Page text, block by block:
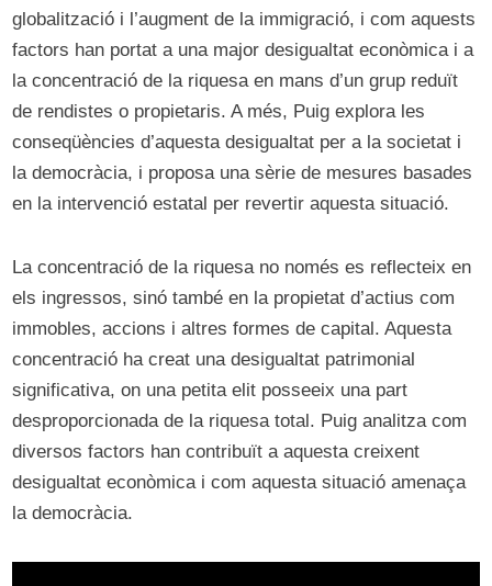
globalització i l’augment de la immigració, i com aquests
factors han portat a una major desigualtat econòmica i a
la concentració de la riquesa en mans d’un grup reduït
de rendistes o propietaris. A més, Puig explora les
conseqüències d’aquesta desigualtat per a la societat i
la democràcia, i proposa una sèrie de mesures basades
en la intervenció estatal per revertir aquesta situació.
La concentració de la riquesa no només es reflecteix en
els ingressos, sinó també en la propietat d’actius com
immobles, accions i altres formes de capital. Aquesta
concentració ha creat una desigualtat patrimonial
significativa, on una petita elit posseeix una part
desproporcionada de la riquesa total. Puig analitza com
diversos factors han contribuït a aquesta creixent
desigualtat econòmica i com aquesta situació amenaça
la democràcia.